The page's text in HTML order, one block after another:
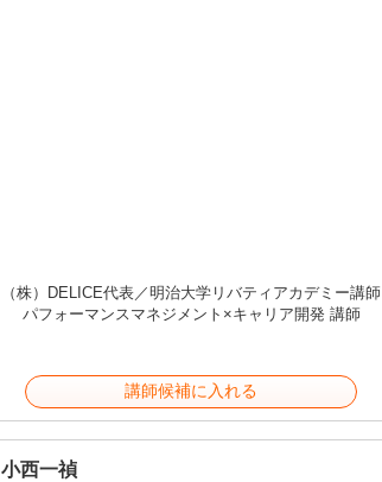
（株）DELICE代表／明治大学リバティアカデミー講師
パフォーマンスマネジメント×キャリア開発 講師
講師候補に入れる
小西一禎